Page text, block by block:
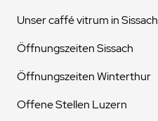
Unser caffé vitrum in Sissach
Öffnungszeiten Sissach
Öffnungszeiten Winterthur
Offene Stellen Luzern